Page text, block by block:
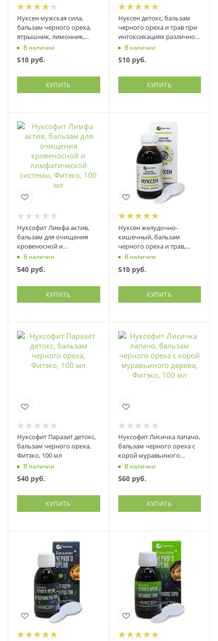
Нуксен мужская сила,
бальзам черного ореха,
ятрышник, лимонник,
копеечник, левзея...,
Фитэко, 100 мл
В наличии
510 руб.
КУПИТЬ
Нуксен детокс, бальзам
черного ореха и трав при
интоксикациях различной
этиологии, Фитэко, 100 мл
В наличии
510руб.
КУПИТЬ
Нуксофит Лимфа актив,
бальзам для очищения
кровеносной и
лимфатической системы,
Фитэко, 100 мл
В наличии
540 руб.
КУПИТЬ
Нуксен желудочно-
кишечный, бальзам
черного ореха и трав,
нормализует работу ЖКТ,
Фитэко, 100 мл
В наличии
510руб.
КУПИТЬ
Нуксофит Паразит детокс,
бальзам черного ореха,
Фитэко, 100 мл
В наличии
540 руб.
КУПИТЬ
Нуксофит Лисичка лапачо,
бальзам черного ореха с
корой муравьиного
дерева, Фитэко, 100 мл
В наличии
560руб.
КУПИТЬ